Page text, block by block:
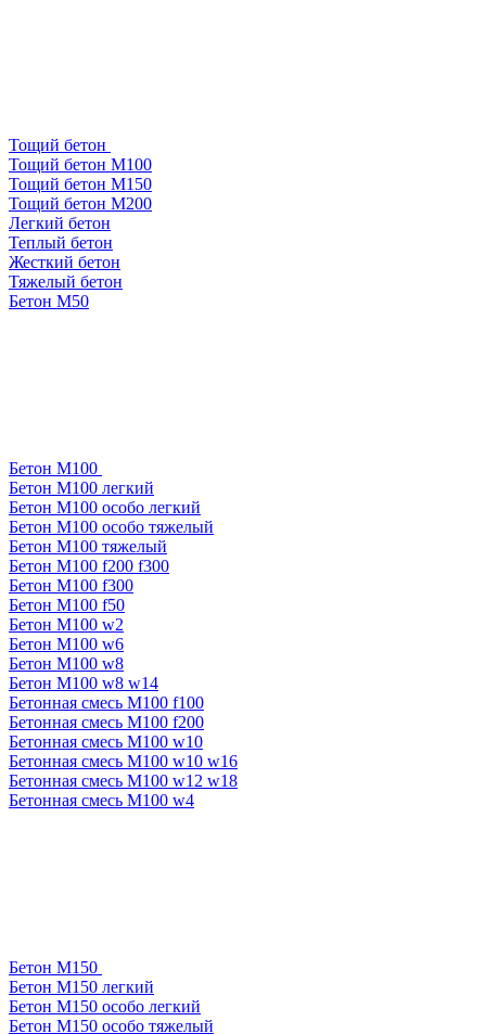
Тощий бетон
Тощий бетон М100
Тощий бетон М150
Тощий бетон М200
Легкий бетон
Теплый бетон
Жесткий бетон
Тяжелый бетон
Бетон М50
Бетон М100
Бетон М100 легкий
Бетон М100 особо легкий
Бетон М100 особо тяжелый
Бетон М100 тяжелый
Бетон М100 f200 f300
Бетон М100 f300
Бетон М100 f50
Бетон М100 w2
Бетон М100 w6
Бетон М100 w8
Бетон М100 w8 w14
Бетонная смесь М100 f100
Бетонная смесь М100 f200
Бетонная смесь М100 w10
Бетонная смесь М100 w10 w16
Бетонная смесь М100 w12 w18
Бетонная смесь М100 w4
Бетон М150
Бетон М150 легкий
Бетон М150 особо легкий
Бетон М150 особо тяжелый